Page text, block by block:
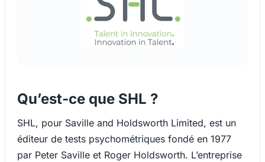
Qu’est-ce que SHL ?
SHL, pour Saville and Holdsworth Limited, est un
éditeur de tests psychométriques fondé en 1977
par Peter Saville et Roger Holdsworth. L’entreprise